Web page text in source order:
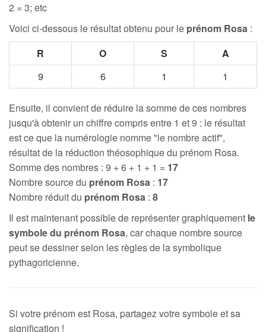
2 = 3; etc
Voici ci-dessous le résultat obtenu pour le prénom Rosa :
R
O S
A
9
6 1 1
Ensuite, il convient de réduire la somme de ces nombres
jusqu'à obtenir un chiffre compris entre 1 et 9 : le résultat
est ce que la numérologie nomme "le nombre actif",
résultat de la réduction théosophique du prénom Rosa.
Somme des nombres : 9 + 6 + 1 + 1 = 17
Nombre source du prénom Rosa : 17
Nombre réduit du prénom Rosa : 8
Il est maintenant possible de représenter graphiquement le
symbole du prénom Rosa, car chaque nombre source
peut se dessiner selon les règles de la symbolique
pythagoricienne.
Si votre prénom est Rosa, partagez votre symbole et sa
signification !